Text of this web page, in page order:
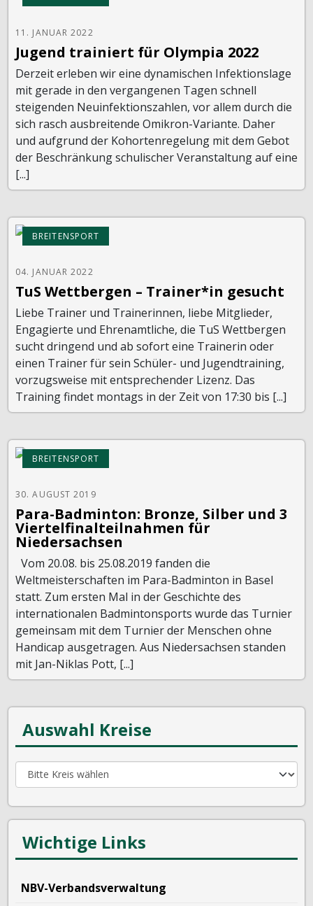
11. JANUAR 2022
Jugend trainiert für Olympia 2022
Derzeit erleben wir eine dynamischen Infektionslage
mit gerade in den vergangenen Tagen schnell
steigenden Neuinfektionszahlen, vor allem durch die
sich rasch ausbreitende Omikron-Variante. Daher
und aufgrund der Kohortenregelung mit dem Gebot
der Beschränkung schulischer Veranstaltung auf eine
[...]
BREITENSPORT
04. JANUAR 2022
TuS Wettbergen – Trainer*in gesucht
Liebe Trainer und Trainerinnen, liebe Mitglieder,
Engagierte und Ehrenamtliche, die TuS Wettbergen
sucht dringend und ab sofort eine Trainerin oder
einen Trainer für sein Schüler- und Jugendtraining,
vorzugsweise mit entsprechender Lizenz. Das
Training findet montags in der Zeit von 17:30 bis [...]
BREITENSPORT
30. AUGUST 2019
Para-Badminton: Bronze, Silber und 3
Viertelfinalteilnahmen für
Niedersachsen
Vom 20.08. bis 25.08.2019 fanden die
Weltmeisterschaften im Para-Badminton in Basel
statt. Zum ersten Mal in der Geschichte des
internationalen Badmintonsports wurde das Turnier
gemeinsam mit dem Turnier der Menschen ohne
Handicap ausgetragen. Aus Niedersachsen standen
mit Jan-Niklas Pott, [...]
Auswahl Kreise
Wichtige Links
NBV-Verbandsverwaltung